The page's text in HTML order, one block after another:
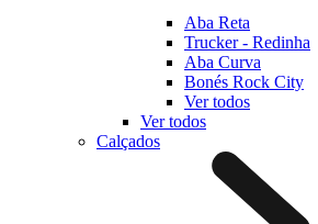
Aba Reta
Trucker - Redinha
Aba Curva
Bonés Rock City
Ver todos
Ver todos
Calçados